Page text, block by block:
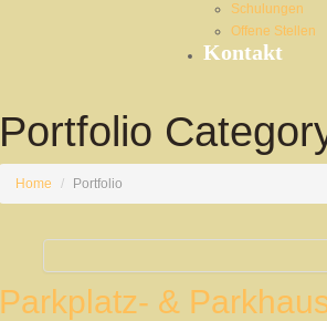
Schulungen
Offene Stellen
Kontakt
Portfolio
Home / Portfolio
Parkplatz- &